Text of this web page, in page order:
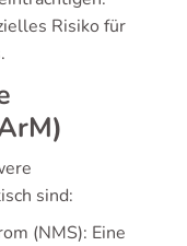
Risiko für
sind:
(NMS): Eine